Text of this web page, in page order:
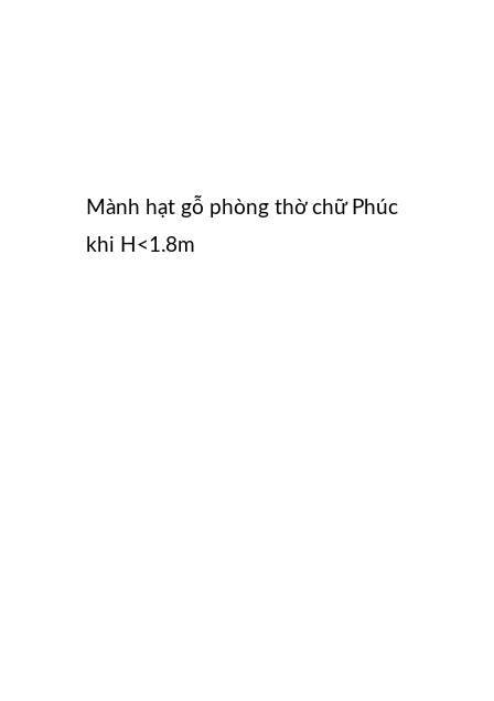
Mành hạt gỗ phòng thờ chữ Phúc
khi H<1.8m